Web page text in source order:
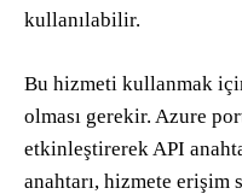
kullanılabilir.
Bu hizmeti kullanmak
olması gerekir. Azure
etkinleştirerek API
anahtarı, hizmete erişim